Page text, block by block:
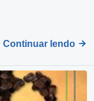
Continuar lendo